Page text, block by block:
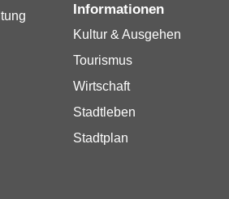
Informationen
Kultur & Ausgehen
Tourismus
Wirtschaft
Stadtleben
Stadtplan